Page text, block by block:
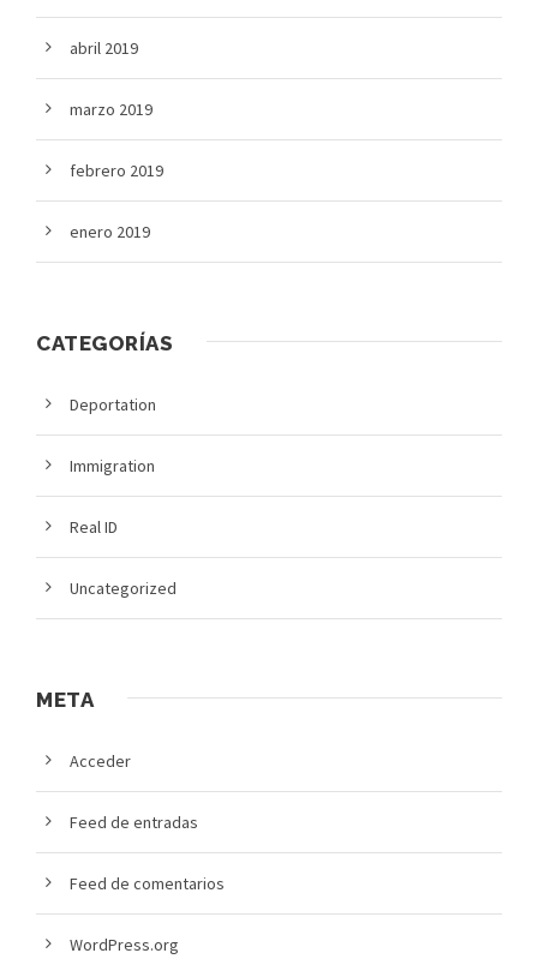
abril 2019
marzo 2019
febrero 2019
enero 2019
CATEGORÍAS
Deportation
Immigration
Real ID
Uncategorized
META
Acceder
Feed de entradas
Feed de comentarios
WordPress.org